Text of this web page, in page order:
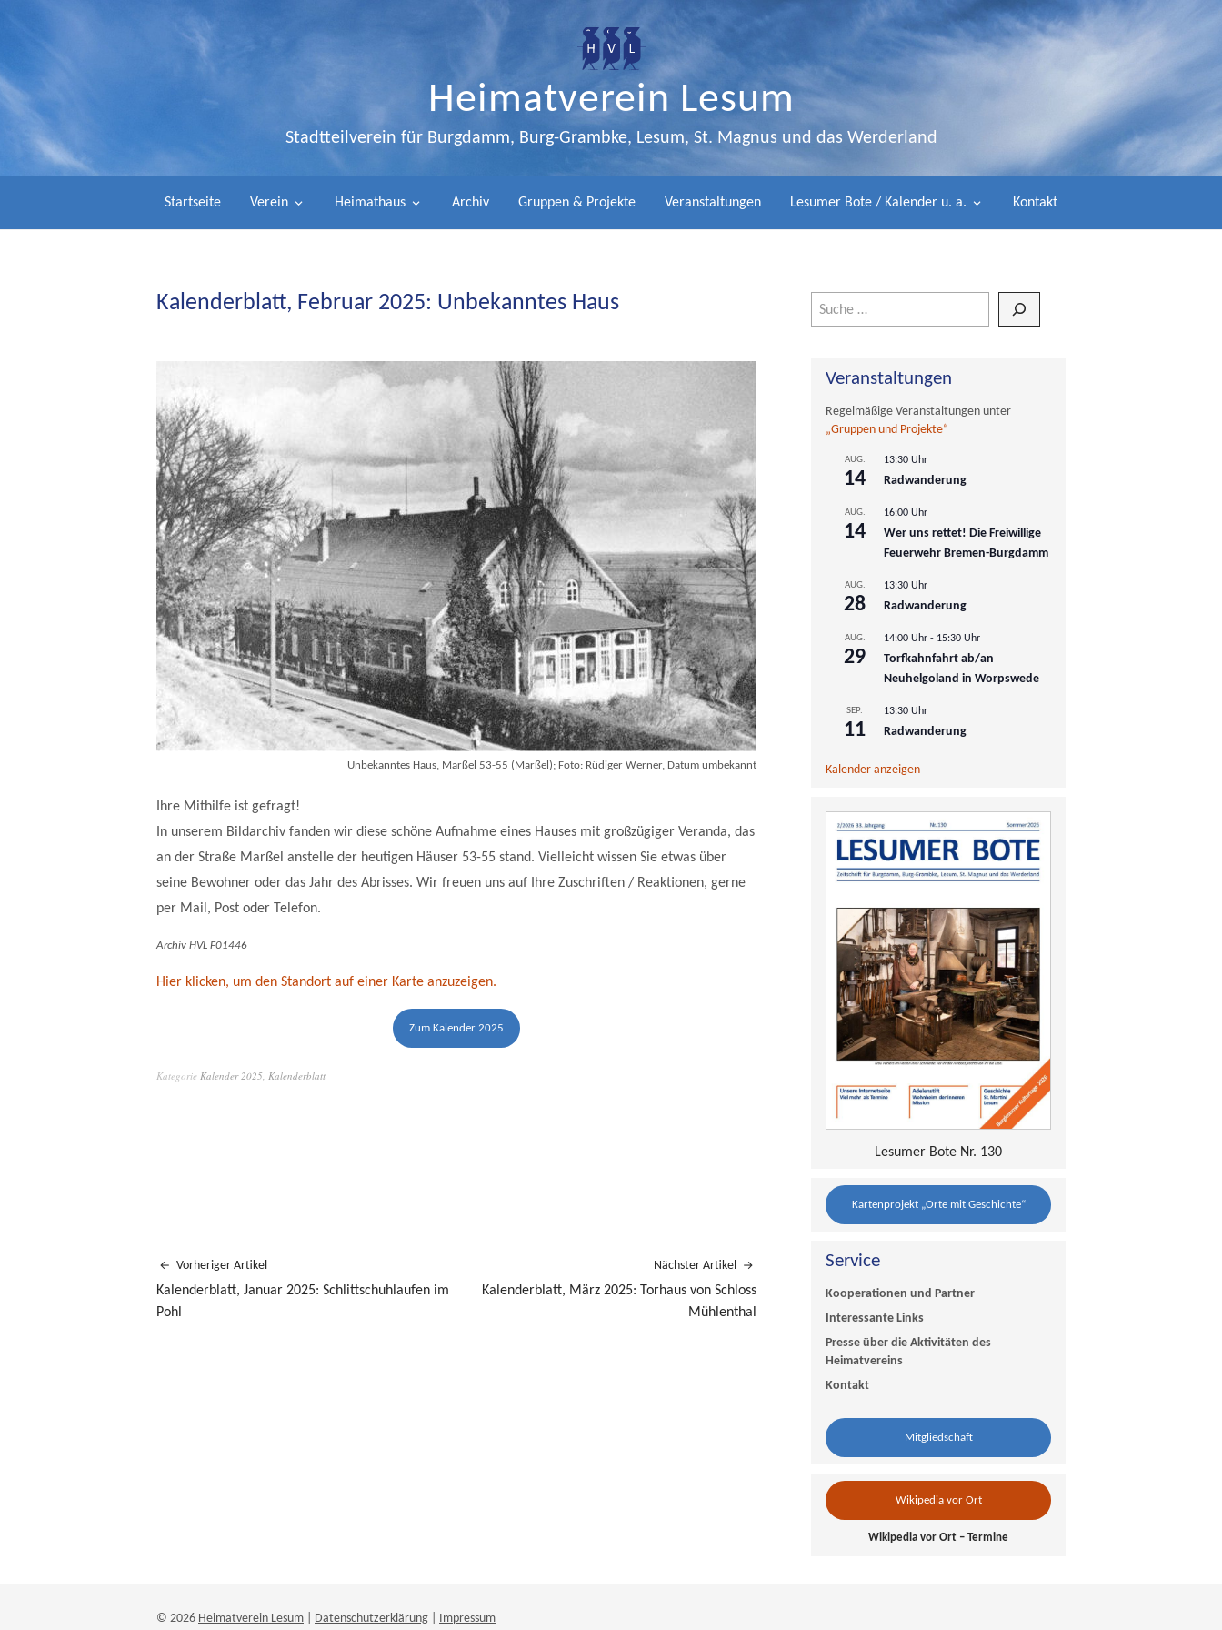
Heimatverein Lesum
Stadtteilverein für Burgdamm, Burg-Grambke, Lesum, St. Magnus und das Werderland
Startseite Verein Heimathaus Archiv Gruppen & Projekte Veranstaltungen Lesumer Bote / Kalender u. a. Kontakt
Kalenderblatt, Februar 2025: Unbekanntes Haus
Unbekanntes Haus, Marßel 53-55 (Marßel); Foto: Rüdiger Werner, Datum umbekannt
Ihre Mithilfe ist gefragt!
In unserem Bildarchiv fanden wir diese schöne Aufnahme eines Hauses mit großzügiger Veranda, das
an der Straße Marßel anstelle der heutigen Häuser 53-55 stand. Vielleicht wissen Sie etwas über
seine Bewohner oder das Jahr des Abrisses. Wir freuen uns auf Ihre Zuschriften / Reaktionen, gerne
per Mail, Post oder Telefon.
Archiv HVL F01446
Hier klicken, um den Standort auf einer Karte anzuzeigen.
Zum Kalender 2025
Kategorie Kalender 2025, Kalenderblatt
Vorheriger Artikel
Kalenderblatt, Januar 2025: Schlittschuhlaufen im
Pohl
Nächster Artikel
Kalenderblatt, März 2025: Torhaus von Schloss
Mühlenthal
Veranstaltungen
Regelmäßige Veranstaltungen unter
„Gruppen und Projekte“
AUG.
14
13:30 Uhr
Radwanderung
AUG.
14
16:00 Uhr
Wer uns rettet! Die Freiwillige
Feuerwehr Bremen-Burgdamm
AUG.
28
13:30 Uhr
Radwanderung
AUG.
29
14:00 Uhr - 15:30 Uhr
Torfkahnfahrt ab/an
Neuhelgoland in Worpswede
SEP.
11
13:30 Uhr
Radwanderung
Kalender anzeigen
Lesumer Bote Nr. 130
Kartenprojekt „Orte mit Geschichte“
Service
Kooperationen und Partner
Interessante Links
Presse über die Aktivitäten des
Heimatvereins
Kontakt
Mitgliedschaft
Wikipedia vor Ort
Wikipedia vor Ort – Termine
© 2026 Heimatverein Lesum Datenschutzerklärung Impressum